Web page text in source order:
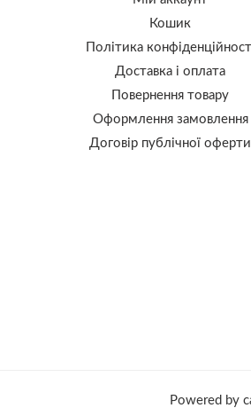
Кошик
Політика
Доставка і оплата
Повернення товару
Оформлення замовлення
Договір публічної оферти
Powered by